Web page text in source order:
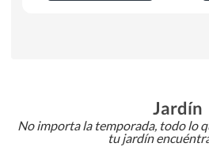
Jardín
No importa la temporada, todo lo
tu jardín